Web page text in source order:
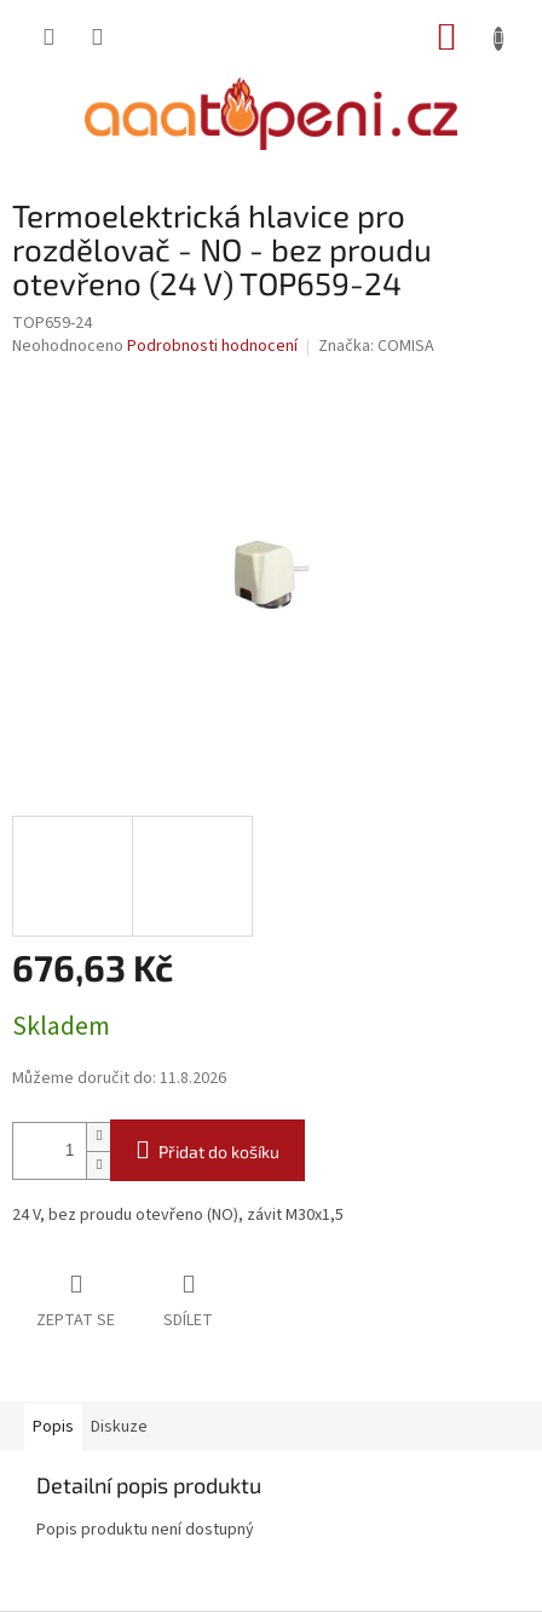
Termoelektrická hlavice pro
rozdělovač - NO - bez proudu
otevřeno (24 V) TOP659-24
TOP659-24
Průměrné
Neohodnoceno Podrobnosti hodnocení Značka: COMISA
676,63 Kč
cena:
Skladem
Můžeme doručit do: 11.8.2026
Přidat do košíku
24 V, bez proudu otevřeno (NO), závit M30x1,5
ZEPTAT SE SDÍLET
Popis Diskuze
Detailní popis produktu
Popis produktu není dostupný